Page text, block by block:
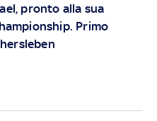
pronto alla sua
Primo